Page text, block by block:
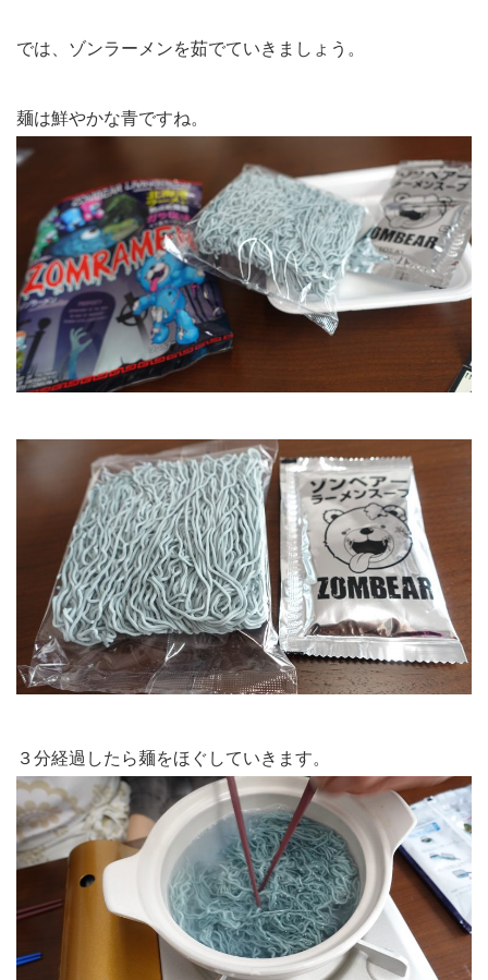
では、ゾンラーメンを茹でていきましょう。
麺は鮮やかな青ですね。
３分経過したら麺をほぐしていきます。